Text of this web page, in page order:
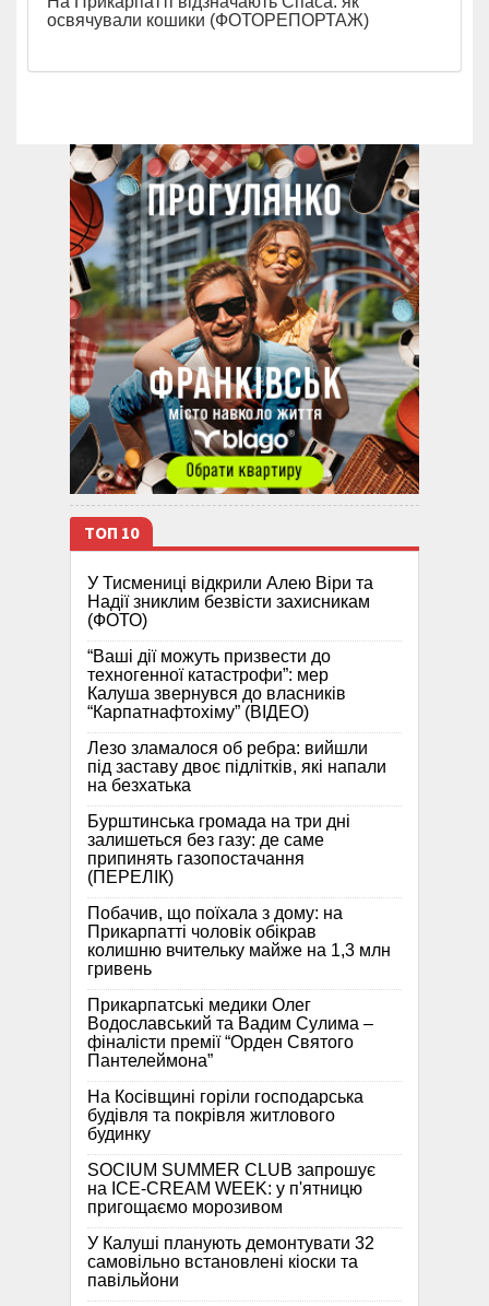
освячували кошики (ФОТОРЕПОРТАЖ)
ТОП 10
У Тисмениці відкрили Алею Віри та
Надії зниклим безвісти захисникам
(ФОТО)
“Ваші дії можуть призвести до
техногенної катастрофи”: мер
Калуша звернувся до власників
“Карпатнафтохіму” (ВІДЕО)
Лезо зламалося об ребра: вийшли
під заставу двоє підлітків, які напали
на безхатька
Бурштинська громада на три дні
залишеться без газу: де саме
припинять газопостачання
(ПЕРЕЛІК)
Побачив, що поїхала з дому: на
Прикарпатті чоловік обікрав
колишню вчительку майже на 1,3 млн
гривень
Прикарпатські медики Олег
Водославський та Вадим Сулима –
фіналісти премії “Орден Святого
Пантелеймона”
На Косівщині горіли господарська
будівля та покрівля житлового
будинку
SOCIUM SUMMER CLUB запрошує
на ICE-CREAM WEEK: у п'ятницю
пригощаємо морозивом
У Калуші планують демонтувати 32
самовільно встановлені кіоски та
павільйони